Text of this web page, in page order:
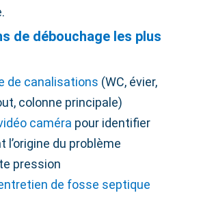
de débouchage les plus
de canalisations (WC, évier,
colonne principale)
caméra pour identifier
l’origine du problème
pression
de fosse septique